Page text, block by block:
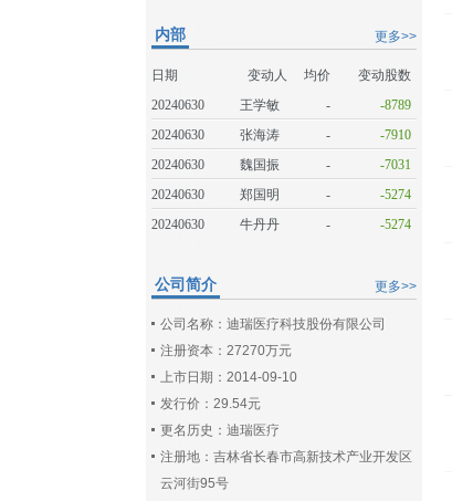
更多>>
内部
日期 变动人 均价
变动股数
20240630
王学敏 -
-8789
20240630
张海涛 -
-7910
20240630
魏国振 -
-7031
20240630
郑国明 -
-5274
20240630
牛丹丹 - -5274
更多>>
公司简介
公司名称：迪瑞医疗科技股份有限公司
注册资本：27270万元
上市日期：2014-09-10
发行价：29.54元
更名历史：迪瑞医疗
注册地：吉林省长春市高新技术产业开发区
云河街95号